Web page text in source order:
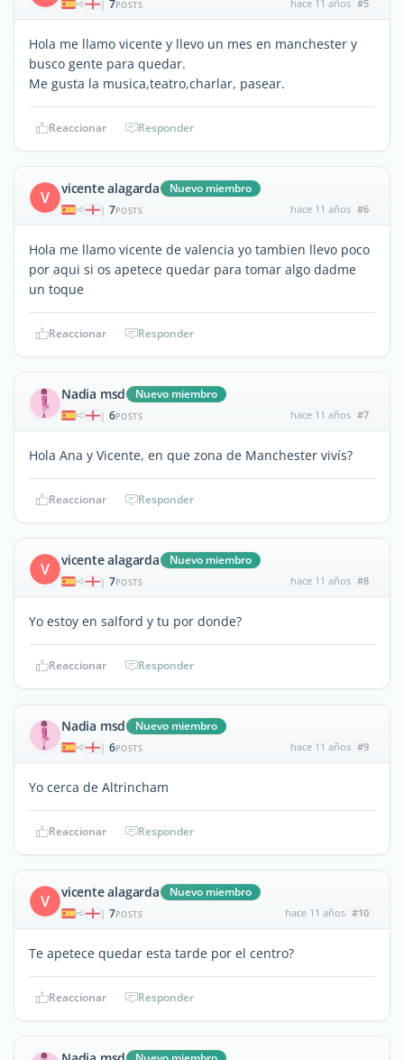
| 7POSTS hace 11 años #5
Hola me llamo vicente y llevo un mes en manchester y
busco gente para quedar.
Me gusta la musica,teatro,charlar, pasear.
Reaccionar Responder
V vicente alagarda Nuevo miembro
| 7POSTS hace 11 años #6
Hola me llamo vicente de valencia yo tambien llevo poco
por aqui si os apetece quedar para tomar algo dadme
un toque
Reaccionar Responder
Nadia msd Nuevo miembro
| 6POSTS hace 11 años #7
Hola Ana y Vicente, en que zona de Manchester vivís?
Reaccionar Responder
V vicente alagarda Nuevo miembro
| 7POSTS hace 11 años #8
Yo estoy en salford y tu por donde?
Reaccionar Responder
Nadia msd Nuevo miembro
| 6POSTS hace 11 años #9
Yo cerca de Altrincham
Reaccionar Responder
V vicente alagarda Nuevo miembro
| 7POSTS hace 11 años #10
Te apetece quedar esta tarde por el centro?
Reaccionar Responder